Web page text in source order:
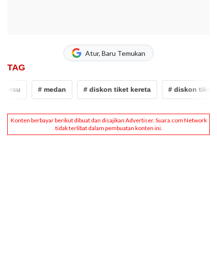
Atur, Baru Temukan
TAG
# medan # diskon tiket kereta # diskon tiket